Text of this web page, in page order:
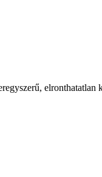
elronthatatlan